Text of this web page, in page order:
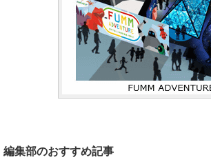
編集部のおすすめ記事